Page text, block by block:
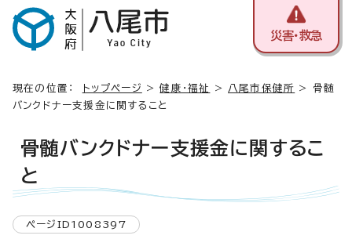
災害・救急
現在の位置： トップページ >健康・福祉 > 八尾市保健所 > 骨髄
バンクドナー支援金に関すること
骨髄バンクドナー支援金に関するこ
と
ページID1008397